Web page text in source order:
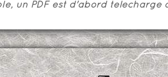
un PDF est d'abord téléchargé